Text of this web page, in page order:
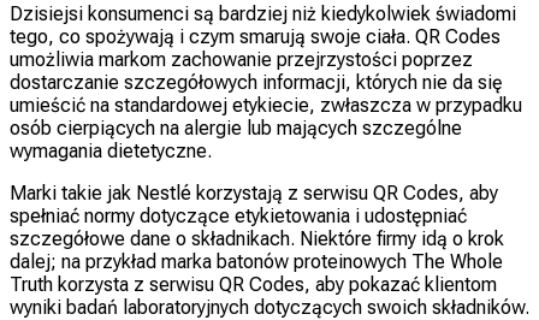
Dzisiejsi konsumenci są bardziej niż kiedykolwiek świadomi
tego, co spożywają i czym smarują swoje ciała. QR Codes
umożliwia markom zachowanie przejrzystości poprzez
dostarczanie szczegółowych informacji, których nie da się
umieścić na standardowej etykiecie, zwłaszcza w przypadku
osób cierpiących na alergie lub mających szczególne
wymagania dietetyczne.
Marki takie jak Nestlé korzystają z serwisu QR Codes, aby
spełniać normy dotyczące etykietowania i udostępniać
szczegółowe dane o składnikach. Niektóre firmy idą o krok
dalej; na przykład marka batonów proteinowych The Whole
Truth korzysta z serwisu QR Codes, aby pokazać klientom
wyniki badań laboratoryjnych dotyczących swoich składników.